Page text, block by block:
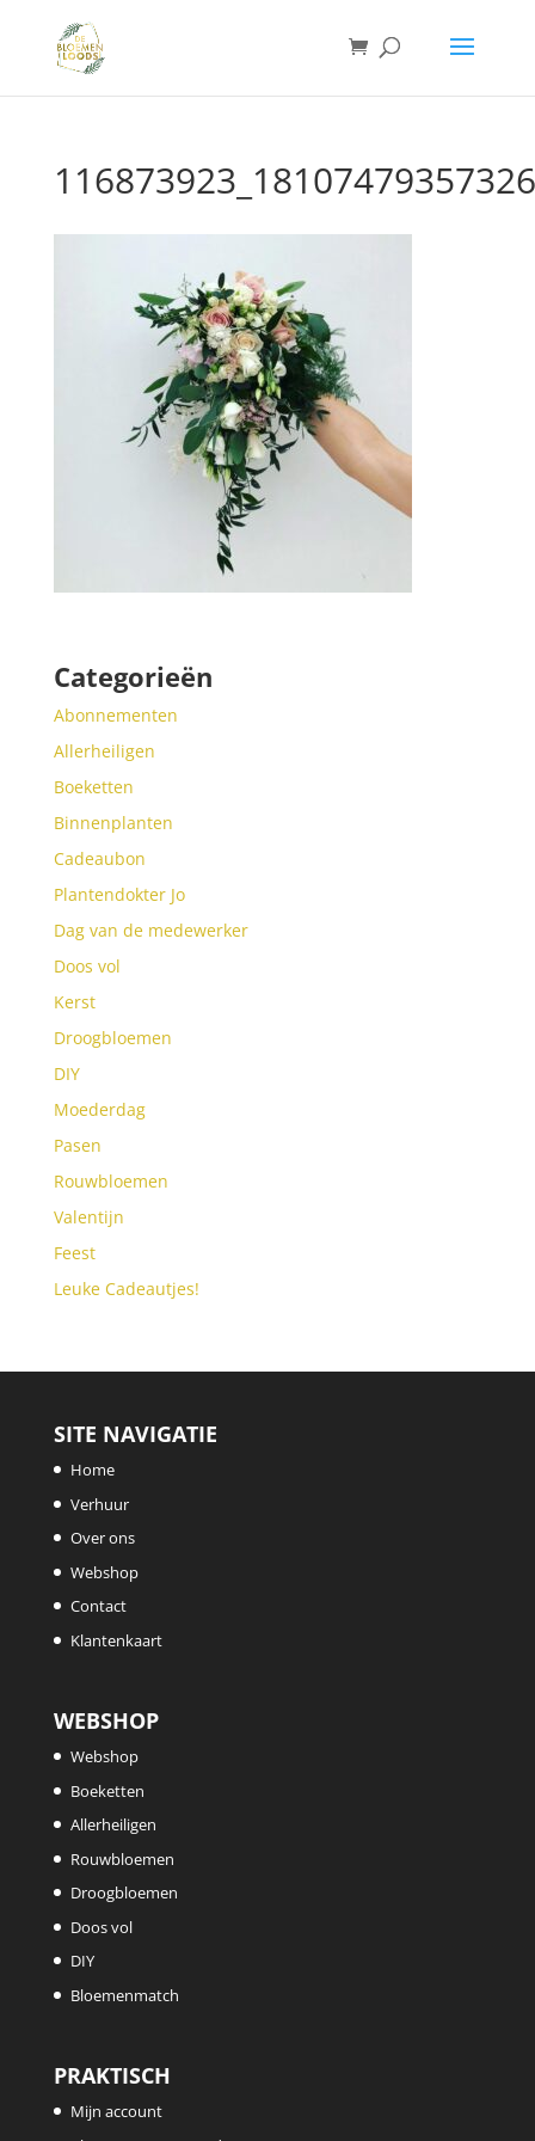
Categorieën
Abonnementen
Allerheiligen
Boeketten
Binnenplanten
Cadeaubon
Plantendokter Jo
Dag van de medewerker
Doos vol
Kerst
Droogbloemen
DIY
Moederdag
Pasen
Rouwbloemen
Valentijn
Feest
Leuke Cadeautjes!
SITE NAVIGATIE
Home
Verhuur
Over ons
Webshop
Contact
Klantenkaart
WEBSHOP
Webshop
Boeketten
Allerheiligen
Rouwbloemen
Droogbloemen
Doos vol
DIY
Bloemenmatch
PRAKTISCH
Mijn account